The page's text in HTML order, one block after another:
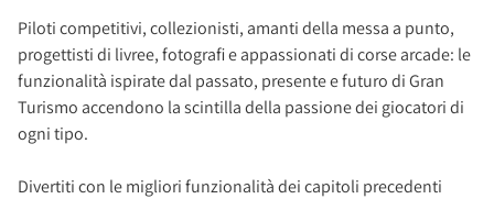
Piloti competitivi, collezionisti, amanti della messa a punto,
progettisti di livree, fotografi e appassionati di corse arcade: le
funzionalità ispirate dal passato, presente e futuro di Gran
Turismo accendono la scintilla della passione dei giocatori di
ogni tipo.
Divertiti con le migliori funzionalità dei capitoli precedenti